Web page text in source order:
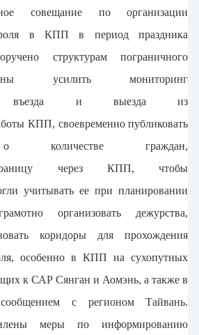
совещание по организации
в КПП в период праздника
структурам пограничного
усилить мониторинг
въезда и выезда из
КПП, своевременно публиковать
количестве граждан,
через КПП, чтобы
учитывать ее при планировании
организовать дежурства,
коридоры для прохождения
особенно в КПП на сухопутных
к САР Сянган и Аомэнь, а также в
с регионом Тайвань.
меры по информированию